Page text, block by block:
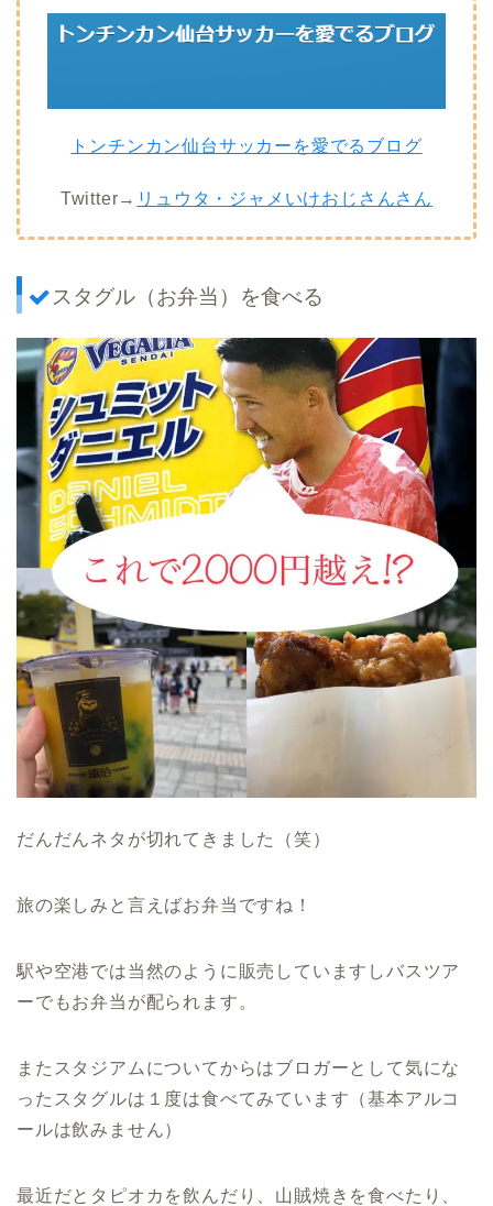
トンチンカン仙台サッカーを愛でるブログ
Twitter→ リュウタ・ジャメいけおじさんさん
スタグル（お弁当）を食べる
だんだんネタが切れてきました（笑）
旅の楽しみと言えばお弁当ですね！
駅や空港では当然のように販売していますしバスツア
ーでもお弁当が配られます。
またスタジアムについてからはブロガーとして気にな
ったスタグルは１度は食べてみています（基本アルコ
ールは飲みません）
最近だとタピオカを飲んだり、山賊焼きを食べたり、